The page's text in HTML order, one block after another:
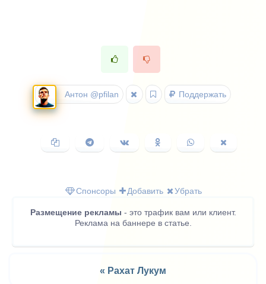
Антон @pfilan Поддержать
Копировать
ссылку
Поделиться
в
Поделиться
ВКонтакте
Поделиться
в
Поделиться
в
в
Спонсоры
Добавить Убрать
Размещение рекламы - это трафик вам или клиент.
Реклама на баннере в статье.
« Рахат Лукум